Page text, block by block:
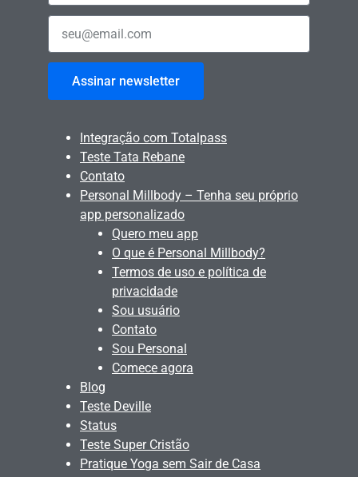
Assinar newsletter
Integração com Totalpass
Teste Tata Rebane
Contato
Personal Millbody – Tenha seu próprio
app personalizado
Quero meu app
O que é Personal Millbody?
Termos de uso e política de
privacidade
Sou usuário
Contato
Sou Personal
Comece agora
Blog
Teste Deville
Status
Teste Super Cristão
Pratique Yoga sem Sair de Casa